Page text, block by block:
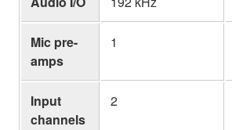
Mic pre-
amps
1
Input
channels
2